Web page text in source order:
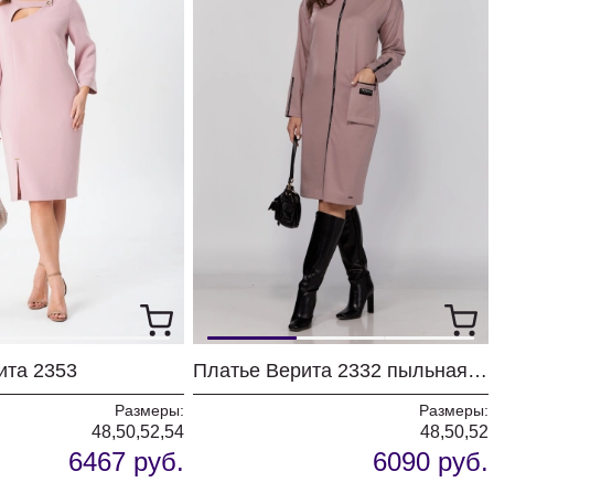
2353
Размеры:
48,50,52,54
6467 руб.
Платье Верита 2332 пыльная роза
Размеры:
48,50,52
6090 руб.